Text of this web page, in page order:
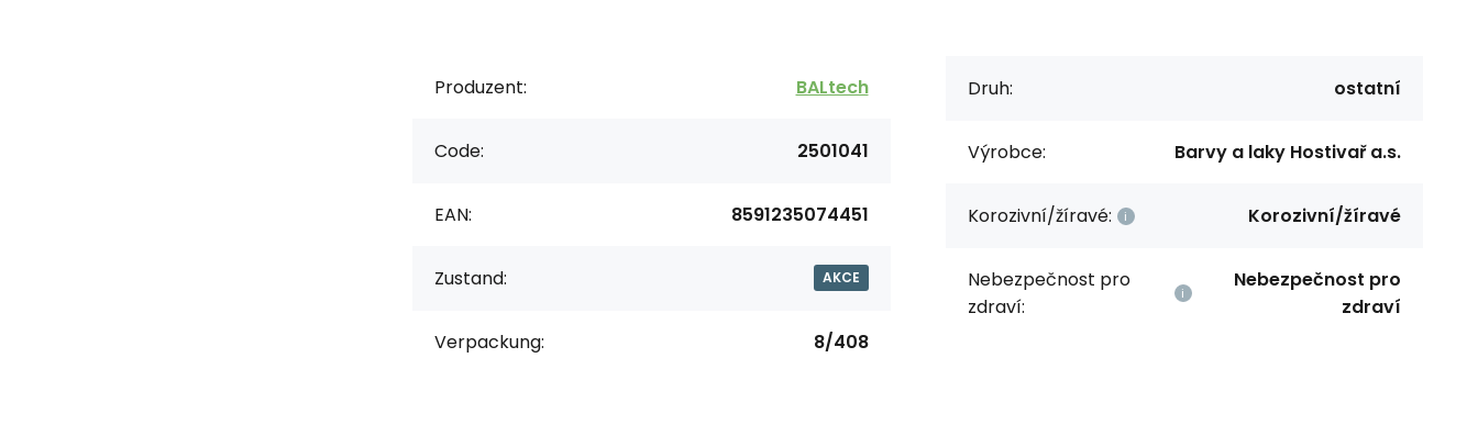
Produzent: BALtech
Code: 2501041
EAN: 8591235074451
Zustand: AKCE
Verpackung: 8/408
Druh: ostatní
Výrobce: Barvy a laky Hostivař a.s.
Korozivní/žíravé: Korozivní/žíravé
Nebezpečnost pro
zdraví:
Nebezpečnost pro
zdraví